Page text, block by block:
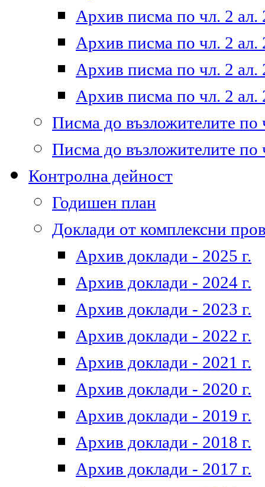
Архив писма по чл. 2 ал.
Архив писма по чл. 2 ал.
Архив писма по чл. 2 ал.
Архив писма по чл. 2 ал.
Писма до възложителите по
Писма до възложителите по
Контролна дейност
Годишен план
Доклади от комплексни
Архив доклади - 2025 г.
Архив доклади - 2024 г.
Архив доклади - 2023 г.
Архив доклади - 2022 г.
Архив доклади - 2021 г.
Архив доклади - 2020 г.
Архив доклади - 2019 г.
Архив доклади - 2018 г.
Архив доклади - 2017 г.